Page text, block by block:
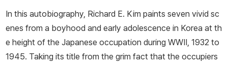
In this autobiography, Richard E. Kim paints seven vivid sc
enes from a boyhood and early adolescence in Korea at th
e height of the Japanese occupation during WWII, 1932 to
1945. Taking its title from the grim fact that the occupiers